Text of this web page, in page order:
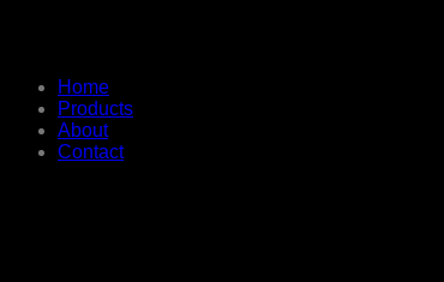
Home
Products
About
Contact